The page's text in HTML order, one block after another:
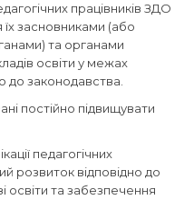
працівників ЗДО
засновниками (або
та органами
освіти у межах
до законодавства.
постійно підвищувати
педагогічних
розвиток відповідно до
освіти та забезпечення